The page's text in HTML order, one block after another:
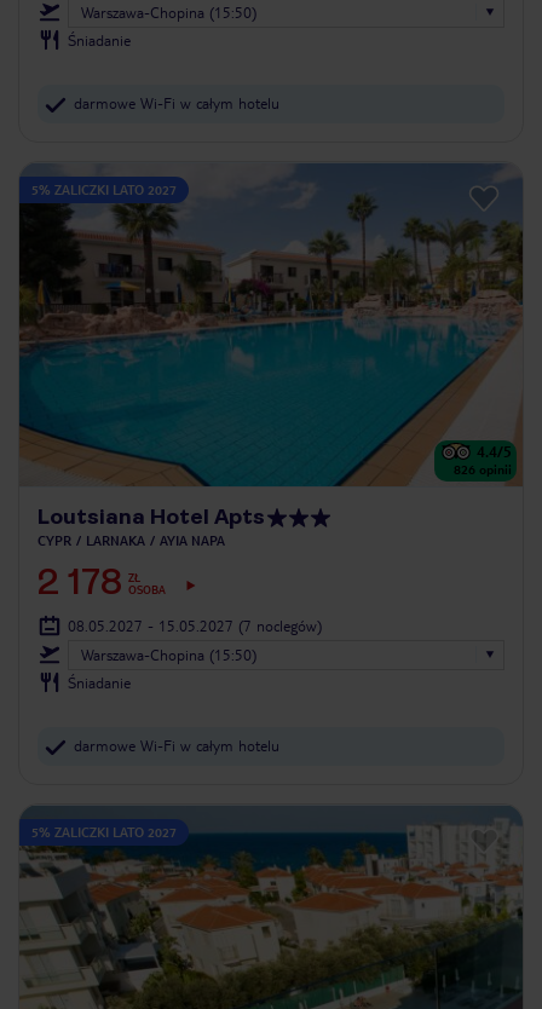
Warszawa-Chopina (15:50)
Śniadanie
darmowe Wi-Fi w całym hotelu
5% ZALICZKI LATO 2027
4.4/5
826 opinii
Loutsiana Hotel Apts
CYPR LARNAKA AYIA NAPA
2 178 ZŁ
OSOBA
08.05.2027 - 15.05.2027 (7 noclegów)
Warszawa-Chopina (15:50)
Śniadanie
darmowe Wi-Fi w całym hotelu
5% ZALICZKI LATO 2027